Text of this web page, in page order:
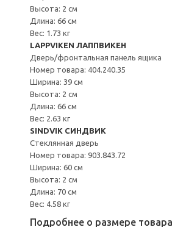
Высота: 2 см
Длина: 66 см
Вес: 1.73 кг
LAPPVIKEN ЛАППВИКЕН
Дверь/фронтальная панель ящика
Номер товара: 404.240.35
Ширина: 39 см
Высота: 2 см
Длина: 66 см
Вес: 2.63 кг
SINDVIK СИНДВИК
Стеклянная дверь
Номер товара: 903.843.72
Ширина: 60 см
Высота: 2 см
Длина: 70 см
Вес: 4.58 кг
Подробнее о размере товара